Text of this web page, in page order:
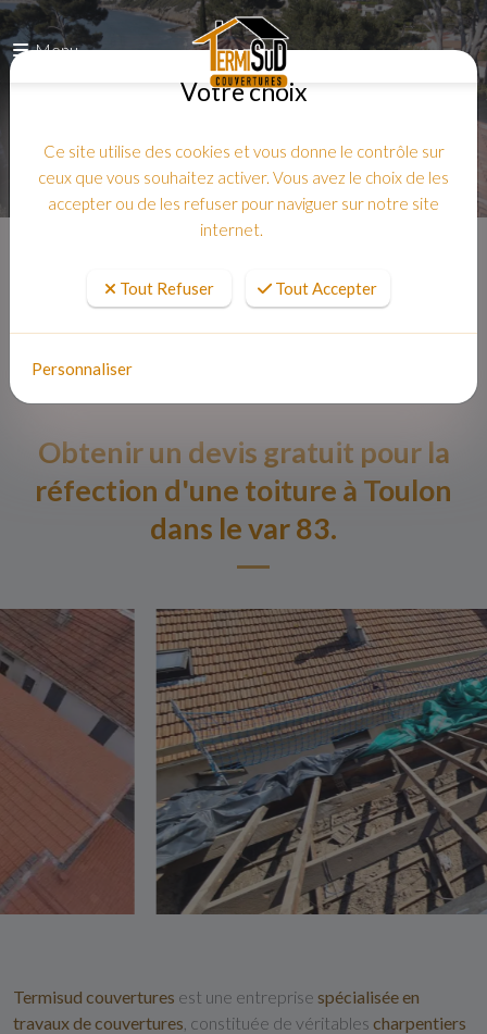
Menu
Obtenir un devis gratuit pour la
réfection d'une toiture à Toulon
dans le var 83.
Termisud couvertures est une entreprise spécialisée en
travaux de couvertures , constituée de véritables charpentiers
Votre choix
Ce site utilise des cookies et vous donne le contrôle sur
ceux que vous souhaitez activer. Vous avez le choix de les
accepter ou de les refuser pour naviguer sur notre site
internet.
Tout Refuser Tout Accepter
Personnaliser